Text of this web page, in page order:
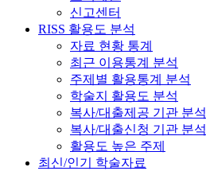
신고센터
RISS 활용도 분석
자료 현황 통계
최근 이용통계 분석
주제별 활용통계 분석
학술지 활용도 분석
복사/대출제공 기관 분석
복사/대출신청 기관 분석
활용도 높은 주제
최신/인기 학술자료